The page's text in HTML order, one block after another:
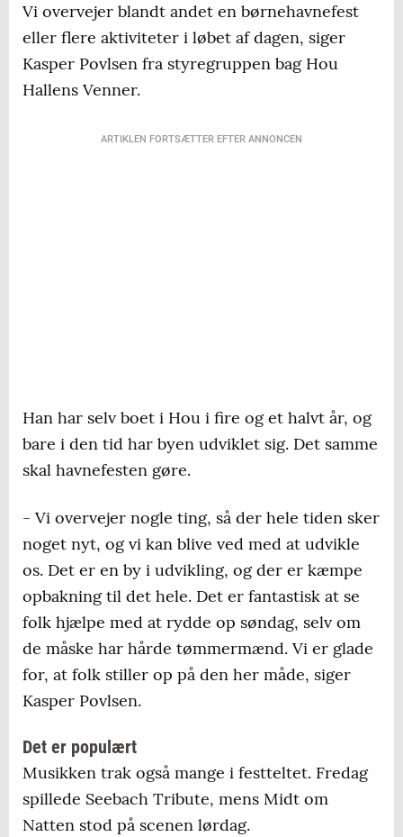
Vi overvejer blandt andet en børnehavnefest
eller flere aktiviteter i løbet af dagen, siger
Kasper Povlsen fra styregruppen bag Hou
Hallens Venner.
ARTIKLEN FORTSÆTTER EFTER ANNONCEN
Han har selv boet i Hou i fire og et halvt år, og
bare i den tid har byen udviklet sig. Det samme
skal havnefesten gøre.
- Vi overvejer nogle ting, så der hele tiden sker
noget nyt, og vi kan blive ved med at udvikle
os. Det er en by i udvikling, og der er kæmpe
opbakning til det hele. Det er fantastisk at se
folk hjælpe med at rydde op søndag, selv om
de måske har hårde tømmermænd. Vi er glade
for, at folk stiller op på den her måde, siger
Kasper Povlsen.
Det er populært
Musikken trak også mange i festteltet. Fredag
spillede Seebach Tribute, mens Midt om
Natten stod på scenen lørdag.